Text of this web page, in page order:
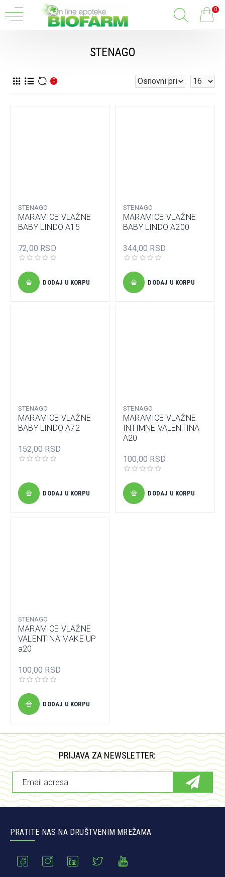
0
STENAGO
0
STENAGO
MARAMICE VLAŽNE
BABY LINDO A15
72,00 RSD
DODAJ U KORPU
STENAGO
MARAMICE VLAŽNE
BABY LINDO A200
344,00 RSD
DODAJ U KORPU
STENAGO
MARAMICE VLAŽNE
BABY LINDO A72
152,00 RSD
DODAJ U KORPU
STENAGO
MARAMICE VLAŽNE
INTIMNE VALENTINA
A20
100,00 RSD
DODAJ U KORPU
STENAGO
MARAMICE VLAŽNE
VALENTINA MAKE UP
a20
100,00 RSD
DODAJ U KORPU
PRIJAVA ZA NEWSLETTER:
PRATITE NAS NA DRUŠTVENIM MREŽAMA